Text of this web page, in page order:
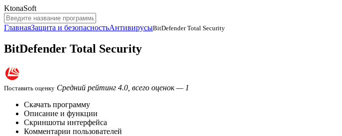
KtonaSoft
ГлавнаяЗащита и безопасностьАнтивирусыBitDefender Total Security
BitDefender Total Security
Поставить оценку Средний рейтинг 4.0, всего оценок — 1
Скачать программу
Описание и функции
Скриншоты интерфейса
Комментарии пользователей